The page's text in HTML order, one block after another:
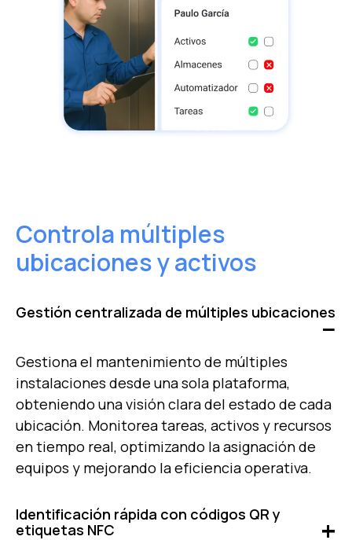
Controla múltiples
ubicaciones y activos
Gestión centralizada de múltiples ubicaciones
Gestiona el mantenimiento de múltiples
instalaciones desde una sola plataforma,
obteniendo una visión clara del estado de cada
ubicación. Monitorea tareas, activos y recursos
en tiempo real, optimizando la asignación de
equipos y mejorando la eficiencia operativa.
Identificación rápida con códigos QR y
etiquetas NFC